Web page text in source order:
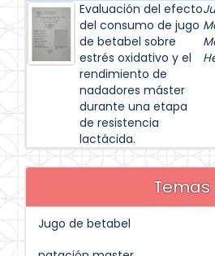
Evaluación del efecto
del consumo de jugo
de betabel sobre
estrés oxidativo y el
rendimiento de
nadadores máster
durante una etapa
de resistencia
lactácida.
Temas
Jugo de betabel